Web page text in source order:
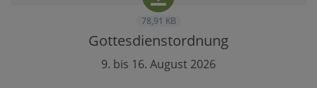
78,91 KB
Gottesdienstordnung
9. bis 16. August 2026